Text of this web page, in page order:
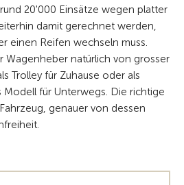
20'000 Einsätze wegen platter
damit gerechnet werden,
einen Reifen wechseln muss.
Wagenheber natürlich von grosser
Trolley für Zuhause oder als
für Unterwegs. Die richtige
genauer von dessen